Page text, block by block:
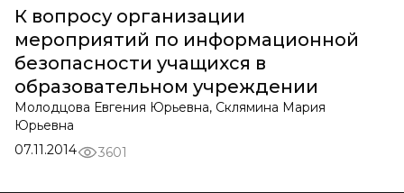
К вопросу организации
мероприятий по информационной
безопасности учащихся в
образовательном учреждении
Молодцова Евгения Юрьевна, Склямина Мария
Юрьевна
07.11.2014
3601